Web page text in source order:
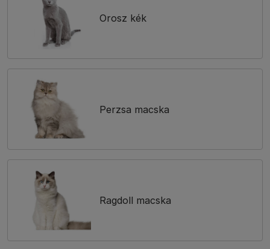
Orosz kék
Perzsa macska
Ragdoll macska